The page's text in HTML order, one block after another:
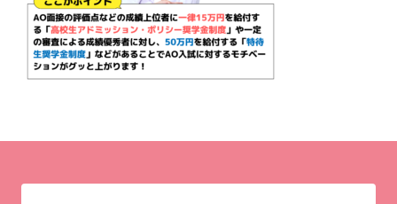
学校法人 育成学園の歩み
理事長メッセージ
学費サポート